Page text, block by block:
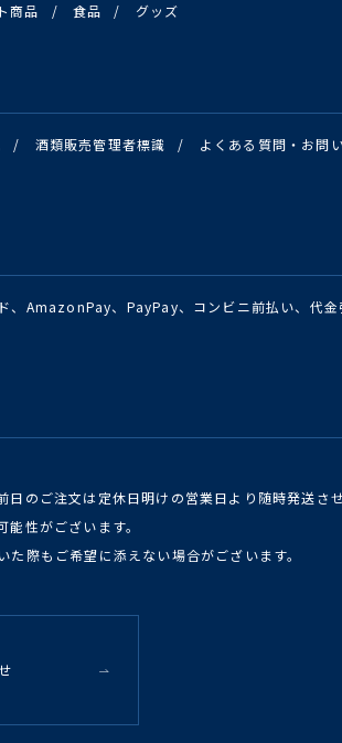
商品 / 食品 / グッズ
/ 酒類販売管理者標識 / よくある質問・お問
、AmazonPay、PayPay、コンビニ前払い、代金
のご注文は定休日明けの営業日より随時発送さ
性がございます。
際もご希望に添えない場合がございます。